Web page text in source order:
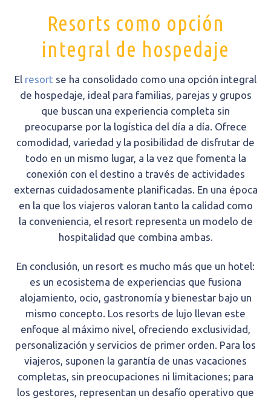
Resorts como opción
integral de hospedaje
El resort se ha consolidado como una opción integral
de hospedaje, ideal para familias, parejas y grupos
que buscan una experiencia completa sin
preocuparse por la logística del día a día. Ofrece
comodidad, variedad y la posibilidad de disfrutar de
todo en un mismo lugar, a la vez que fomenta la
conexión con el destino a través de actividades
externas cuidadosamente planificadas. En una época
en la que los viajeros valoran tanto la calidad como
la conveniencia, el resort representa un modelo de
hospitalidad que combina ambas.
En conclusión, un resort es mucho más que un hotel:
es un ecosistema de experiencias que fusiona
alojamiento, ocio, gastronomía y bienestar bajo un
mismo concepto. Los resorts de lujo llevan este
enfoque al máximo nivel, ofreciendo exclusividad,
personalización y servicios de primer orden. Para los
viajeros, suponen la garantía de unas vacaciones
completas, sin preocupaciones ni limitaciones; para
los gestores, representan un desafío operativo que